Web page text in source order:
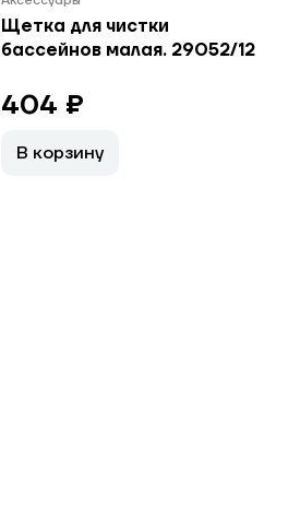
Щетка для чистки
бассейнов малая. 29052/12
404 ₽
В корзину